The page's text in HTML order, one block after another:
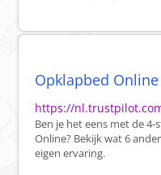
Opklapbed
https://
Ben je het eens met de
Online? Bekijk wat 6
eigen ervaring.